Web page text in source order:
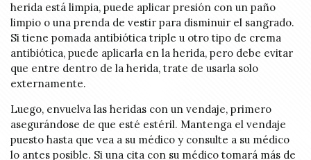
herida está limpia, puede aplicar presión con un paño
limpio o una prenda de vestir para disminuir el sangrado.
Si tiene pomada antibiótica triple u otro tipo de crema
antibiótica, puede aplicarla en la herida, pero debe evitar
que entre dentro de la herida, trate de usarla solo
externamente.
Luego, envuelva las heridas con un vendaje, primero
asegurándose de que esté estéril. Mantenga el vendaje
puesto hasta que vea a su médico y consulte a su médico
lo antes posible. Si una cita con su médico tomará más de